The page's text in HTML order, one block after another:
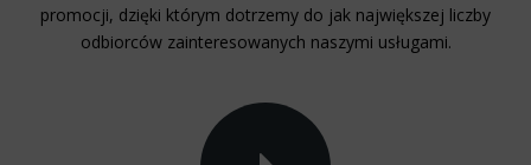
promocji, dzięki którym dotrzemy do jak największej liczby
odbiorców zainteresowanych naszymi usługami.